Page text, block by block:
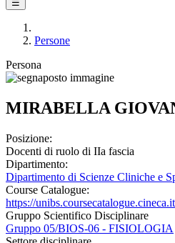
☰
Persone
Persona
MIRABELLA
Posizione:
Docenti di ruolo di IIa fascia
Dipartimento:
Dipartimento di Scienze Cliniche e
Course Catalogue:
https://
Gruppo Scientifico Disciplinare
Gruppo 05/BIOS-06 - FISIOLOGIA